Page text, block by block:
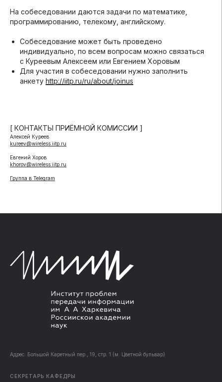
На собеседовании даются задачи по математике,
программированию, телекому, английскому.
Собеседование может быть проведено
индивидуально, по всем вопросам можно связаться
с Куреевым Алексеем или Евгением Хоровым
Для участия в собеседовании нужно заполнить
анкету http://iitp.ru/ru/about/joinus
[ КОНТАКТЫ ПРИЁМНОЙ КОМИССИИ ]
Алексей Куреев
kureev@wireless.iitp.ru
Евгений Хоров
khorov@wireless.iitp.ru
Группа в Telegram
Адрес: Большой Каретный пер., 19, стр. 1 (м. Цветной бульвар)
CЕКРЕТАРЬ КАФЕДРЫ